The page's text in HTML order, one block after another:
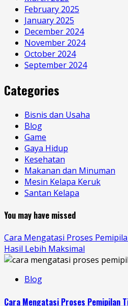
February 2025
January 2025
December 2024
November 2024
October 2024
September 2024
Categories
Bisnis dan Usaha
Blog
Game
Gaya Hidup
Kesehatan
Makanan dan Minuman
Mesin Kelapa Keruk
Santan Kelapa
You may have missed
Cara Mengatasi Proses
Hasil Lebih Maksimal
Blog
Cara Mengatasi Proses Pemipilan